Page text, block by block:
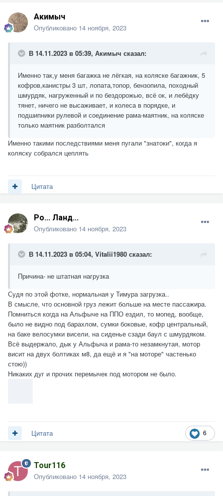
Акимыч
Опубликовано 14 ноября, 2023
В 14.11.2023 в 05:39, Акимыч сказал:
Именно так,у меня багажка не лёгкая, на коляске багажник, 5
кофров,канистры 3 шт, лопата,топор, бензопила, походный
шмурдяк, нагруженный и по бездорожью, всё ок, и лебёдку
тянет, ничего не высаживает, и колеса в порядке, и
подшипники рулевой и соединение рама-маятник, на коляске
только маятник разболтался
Именно такими последствиями меня пугали "знатоки", когда я
коляску собрался цеплять
Цитата
Ро... Ланд...
Опубликовано 14 ноября, 2023
В 14.11.2023 в 05:04, Vitalii1980 сказал:
Причина- не штатная нагрузка
Судя по этой фотке, нормальная у Тимура загрузка..
В смысле, что основной груз лежит больше на месте пассажира.
Помниться когда на Альфыче на ППО ездил, то мопед, вообще,
было не видно под барахлом, сумки боковые, кофр центральный,
на баке велосумки висели, на сиденье сзади баул с шмурдяком.
Всё выдержало, дык у Альфыча и рама-то незамкнутая, мотор
висит на двух болтиках м8, да ещё и я "на моторе" частенько
стою))
Никаких дуг и прочих перемычек под мотором не было.
6
Цитата
Tour116
Опубликовано 14 ноября, 2023